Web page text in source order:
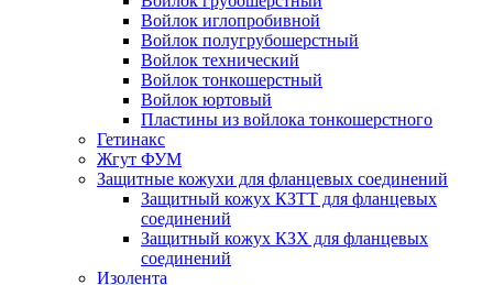
Войлок иглопробивной
Войлок полугрубошерстный
Войлок технический
Войлок тонкошерстный
Войлок юртовый
Пластины из войлока тонкошерстного
Гетинакс
Жгут ФУМ
Защитные кожухи для фланцевых соединений
Защитный кожух КЗТТ для фланцевых
соединений
Защитный кожух КЗХ для фланцевых
соединений
Изолента